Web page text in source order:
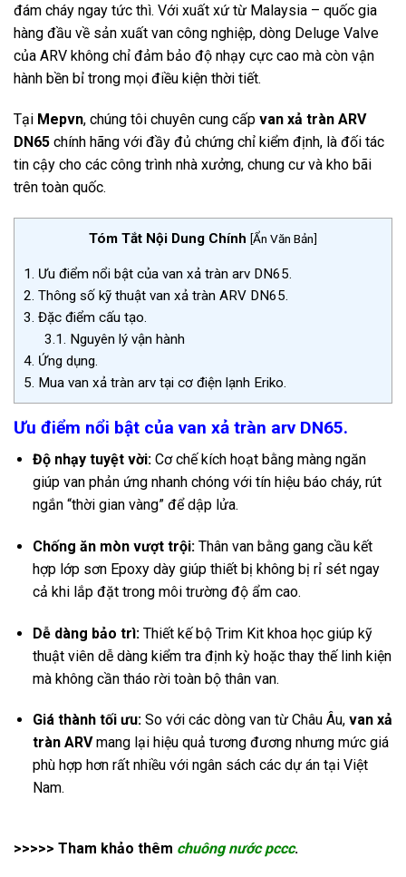
đám cháy ngay tức thì. Với xuất xứ từ Malaysia – quốc gia
hàng đầu về sản xuất van công nghiệp, dòng Deluge Valve
của ARV không chỉ đảm bảo độ nhạy cực cao mà còn vận
hành bền bỉ trong mọi điều kiện thời tiết.
Tại Mepvn, chúng tôi chuyên cung cấp van xả tràn ARV
DN65 chính hãng với đầy đủ chứng chỉ kiểm định, là đối tác
tin cậy cho các công trình nhà xưởng, chung cư và kho bãi
trên toàn quốc.
Tóm Tắt Nội Dung Chính [Ẩn Văn Bản]
1. Ưu điểm nổi bật của van xả tràn arv DN65.
2. Thông số kỹ thuật van xả tràn ARV DN65.
3. Đặc điểm cấu tạo.
3.1. Nguyên lý vận hành
4. Ứng dụng.
5. Mua van xả tràn arv tại cơ điện lạnh Eriko.
Ưu điểm nổi bật của van xả tràn arv DN65.
Độ nhạy tuyệt vời:Cơ chế kích hoạt bằng màng ngăn
giúp van phản ứng nhanh chóng với tín hiệu báo cháy, rút
ngắn “thời gian vàng” để dập lửa.
Chống ăn mòn vượt trội:Thân van bằng gang cầu kết
hợp lớp sơn Epoxy dày giúp thiết bị không bị rỉ sét ngay
cả khi lắp đặt trong môi trường độ ẩm cao.
Dễ dàng bảo trì:Thiết kế bộ Trim Kit khoa học giúp kỹ
thuật viên dễ dàng kiểm tra định kỳ hoặc thay thế linh kiện
mà không cần tháo rời toàn bộ thân van.
Giá thành tối ưu:So với các dòng van từ Châu Âu, van xả
tràn ARVmang lại hiệu quả tương đương nhưng mức giá
phù hợp hơn rất nhiều với ngân sách các dự án tại Việt
Nam.
>>>>> Tham khảo thêm chuông nước pccc.